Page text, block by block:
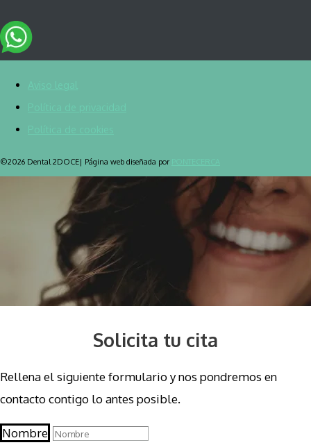
©2026 Dental 2DOCE| Página web diseñada por
Solicita tu cita
Rellena el siguiente formulario y nos pondremos en
contacto contigo lo antes posible.
Nombre